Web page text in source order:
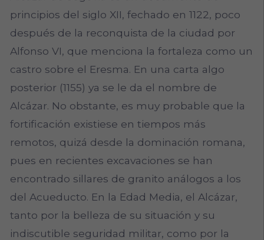
principios del siglo XII, fechado en 1122, poco
después de la reconquista de la ciudad por
Alfonso VI, que menciona la fortaleza como un
castro sobre el Eresma. En una carta algo
posterior (1155) ya se le da el nombre de
Alcázar. No obstante, es muy probable que la
fortificación existiese en tiempos más
remotos, quizá desde la dominación romana,
pues en recientes excavaciones se han
encontrado sillares de granito análogos a los
del Acueducto. En la Edad Media, el Alcázar,
tanto por la belleza de su situación y su
indiscutible seguridad militar, como por la